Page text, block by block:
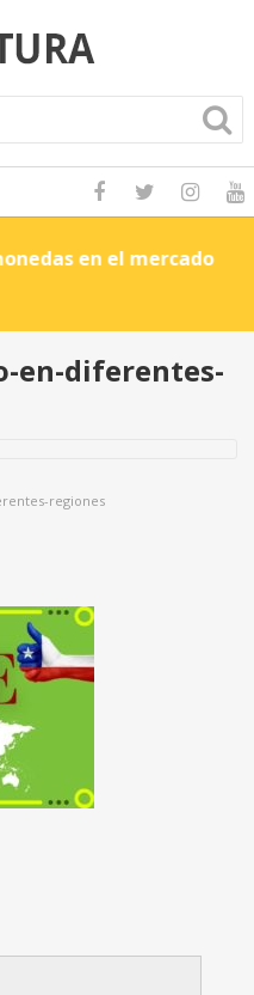
en el mercado
en-diferentes-
regiones